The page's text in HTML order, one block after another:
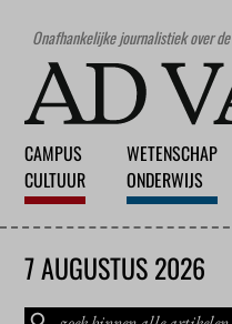
Onafhankelijke journalistiek over
CAMPUS
CULTUUR
WETENSCHAP
ONDERWIJS
7 AUGUSTUS 2026